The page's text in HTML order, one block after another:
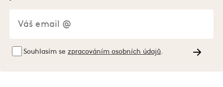
Souhlasím se zpracováním osobních údajů